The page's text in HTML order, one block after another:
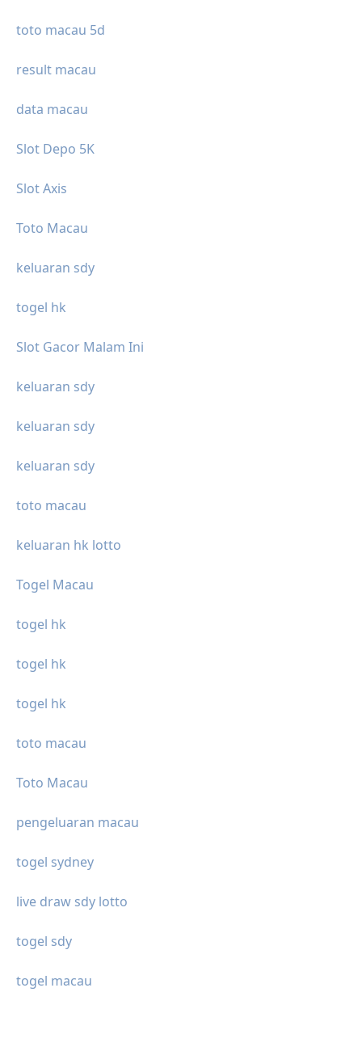
toto macau 5d
result macau
data macau
Slot Depo 5K
Slot Axis
Toto Macau
keluaran sdy
togel hk
Slot Gacor Malam Ini
keluaran sdy
keluaran sdy
keluaran sdy
toto macau
keluaran hk lotto
Togel Macau
togel hk
togel hk
togel hk
toto macau
Toto Macau
pengeluaran macau
togel sydney
live draw sdy lotto
togel sdy
togel macau